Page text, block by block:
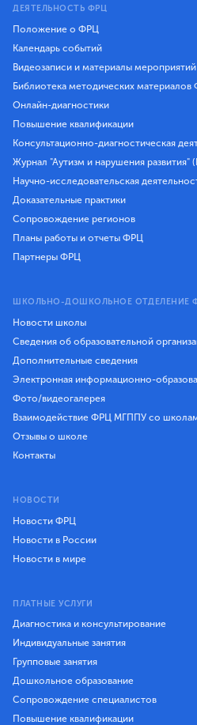
ДЕЯТЕЛЬНОСТЬ ФРЦ
Положение о ФРЦ
Календарь событий
Видеозаписи и материалы
Библиотека методических
Онлайн-диагностики
Повышение квалификации
Консультационно-диагностическая
Журнал "Аутизм и нарушения развития"
Научно-исследовательская
Доказательные практики
Сопровождение регионов
Планы работы и отчеты ФРЦ
Партнеры ФРЦ
ШКОЛЬНО-ДОШКОЛЬНОЕ ОТДЕЛЕНИЕ
Новости школы
Сведения об образовательной
Дополнительные сведения
Электронная информационно-
Фото/видеогалерея
Взаимодействие ФРЦ МГППУ со
Отзывы о школе
Контакты
НОВОСТИ
Новости ФРЦ
Новости в России
Новости в мире
ПЛАТНЫЕ УСЛУГИ
Диагностика и консультирование
Индивидуальные занятия
Групповые занятия
Дошкольное образование
Сопровождение специалистов
Повышение квалификации